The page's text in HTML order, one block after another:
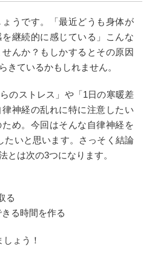
うです。「最近どうも身体が
継続的に感じている」こんな
んか？もしかするとその原因
きているかもしれません。
のストレス」や「1日の寒暖差
神経の乱れに特に注意したい
め。今回はそんな自律神経を
たいと思います。さっそく結論
とは次の3つになります。
る
る時間を作る
ょう！